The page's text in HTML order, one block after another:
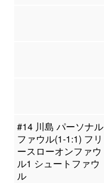
#14 川島 パーソナル
ファウル(1-1:1) フリ
ースローオンファウ
ル1 シュートファウ
ル